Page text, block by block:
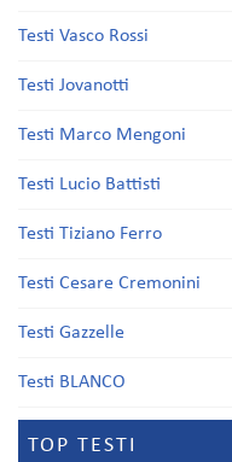
Testi Vasco Rossi
Testi Jovanotti
Testi Marco Mengoni
Testi Lucio Battisti
Testi Tiziano Ferro
Testi Cesare Cremonini
Testi Gazzelle
Testi BLANCO
TOP TESTI